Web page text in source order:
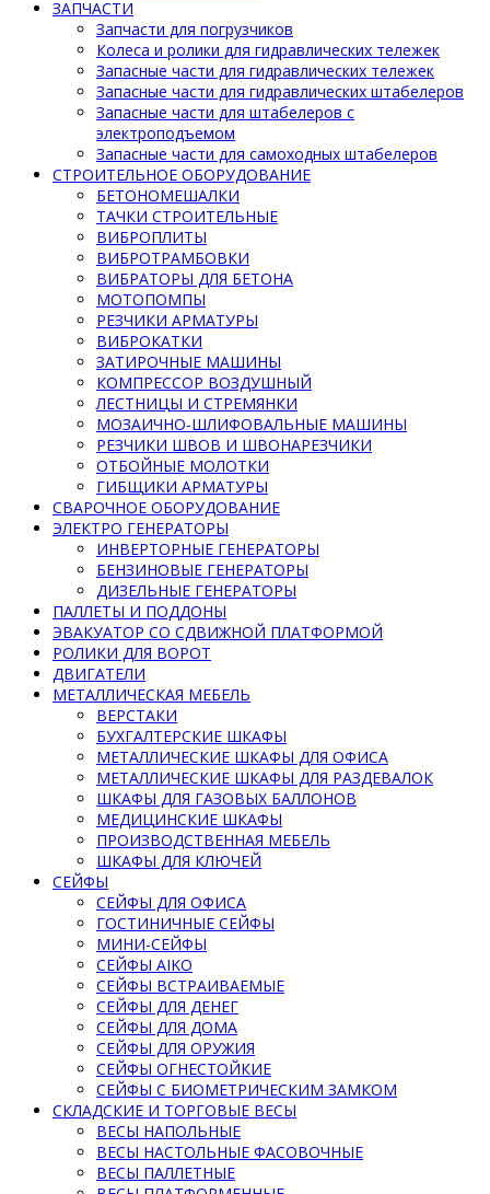
ЗАПЧАСТИ
Запчасти для погрузчиков
Колеса и ролики для гидравлических тележек
Запасные части для гидравлических тележек
Запасные части для гидравлических штабелеров
Запасные части для штабелеров с
электроподъемом
Запасные части для самоходных штабелеров
СТРОИТЕЛЬНОЕ ОБОРУДОВАНИЕ
БЕТОНОМЕШАЛКИ
ТАЧКИ СТРОИТЕЛЬНЫЕ
ВИБРОПЛИТЫ
ВИБРОТРАМБОВКИ
ВИБРАТОРЫ ДЛЯ БЕТОНА
МОТОПОМПЫ
РЕЗЧИКИ АРМАТУРЫ
ВИБРОКАТКИ
ЗАТИРОЧНЫЕ МАШИНЫ
КОМПРЕССОР ВОЗДУШНЫЙ
ЛЕСТНИЦЫ И СТРЕМЯНКИ
МОЗАИЧНО-ШЛИФОВАЛЬНЫЕ МАШИНЫ
РЕЗЧИКИ ШВОВ И ШВОНАРЕЗЧИКИ
ОТБОЙНЫЕ МОЛОТКИ
ГИБЩИКИ АРМАТУРЫ
СВАРОЧНОЕ ОБОРУДОВАНИЕ
ЭЛЕКТРО ГЕНЕРАТОРЫ
ИНВЕРТОРНЫЕ ГЕНЕРАТОРЫ
БЕНЗИНОВЫЕ ГЕНЕРАТОРЫ
ДИЗЕЛЬНЫЕ ГЕНЕРАТОРЫ
ПАЛЛЕТЫ И ПОДДОНЫ
ЭВАКУАТОР СО СДВИЖНОЙ ПЛАТФОРМОЙ
РОЛИКИ ДЛЯ ВОРОТ
ДВИГАТЕЛИ
МЕТАЛЛИЧЕСКАЯ МЕБЕЛЬ
ВЕРСТАКИ
БУХГАЛТЕРСКИЕ ШКАФЫ
МЕТАЛЛИЧЕСКИЕ ШКАФЫ ДЛЯ ОФИСА
МЕТАЛЛИЧЕСКИЕ ШКАФЫ ДЛЯ РАЗДЕВАЛОК
ШКАФЫ ДЛЯ ГАЗОВЫХ БАЛЛОНОВ
МЕДИЦИНСКИЕ ШКАФЫ
ПРОИЗВОДСТВЕННАЯ МЕБЕЛЬ
ШКАФЫ ДЛЯ КЛЮЧЕЙ
СЕЙФЫ
СЕЙФЫ ДЛЯ ОФИСА
ГОСТИНИЧНЫЕ СЕЙФЫ
МИНИ-СЕЙФЫ
СЕЙФЫ AIKO
СЕЙФЫ ВСТРАИВАЕМЫЕ
СЕЙФЫ ДЛЯ ДЕНЕГ
СЕЙФЫ ДЛЯ ДОМА
СЕЙФЫ ДЛЯ ОРУЖИЯ
СЕЙФЫ ОГНЕСТОЙКИЕ
СЕЙФЫ С БИОМЕТРИЧЕСКИМ ЗАМКОМ
СКЛАДСКИЕ И ТОРГОВЫЕ ВЕСЫ
ВЕСЫ НАПОЛЬНЫЕ
ВЕСЫ НАСТОЛЬНЫЕ ФАСОВОЧНЫЕ
ВЕСЫ ПАЛЛЕТНЫЕ